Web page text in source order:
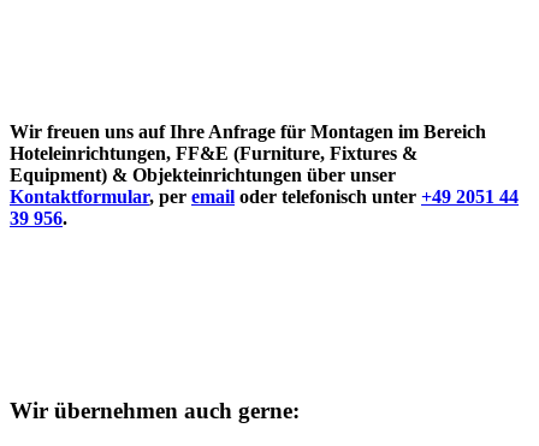
Wir freuen uns auf Ihre Anfrage für Montagen im Bereich
Hoteleinrichtungen, FF&E (Furniture, Fixtures &
Equipment) & Objekteinrichtungen über unser
Kontaktformular, per email oder telefonisch unter +49 2051 44
39 956.
Wir übernehmen auch gerne: